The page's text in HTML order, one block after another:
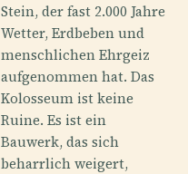
Stein, der fast 2.000 Jahre
Wetter, Erdbeben und
menschlichen Ehrgeiz
aufgenommen hat. Das
Kolosseum ist keine
Ruine. Es ist ein
Bauwerk, das sich
beharrlich weigert,